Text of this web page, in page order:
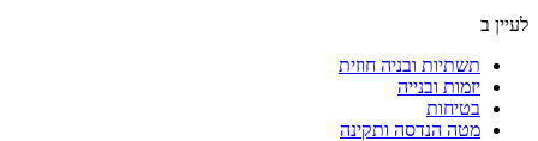
לעיין ב
תשתיות ובניה חוזית
יזמות ובנייה
בטיחות
מטה הנדסה ותקינה